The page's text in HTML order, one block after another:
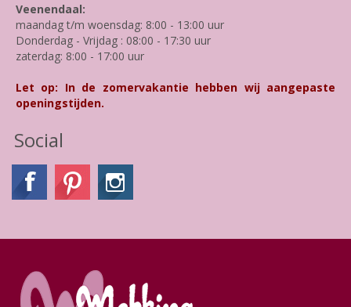
Veenendaal:
maandag t/m woensdag: 8:00 - 13:00 uur
Donderdag - Vrijdag : 08:00 - 17:30 uur
zaterdag: 8:00 - 17:00 uur
Let op: In de zomervakantie hebben wij aangepaste
openingstijden.
Social